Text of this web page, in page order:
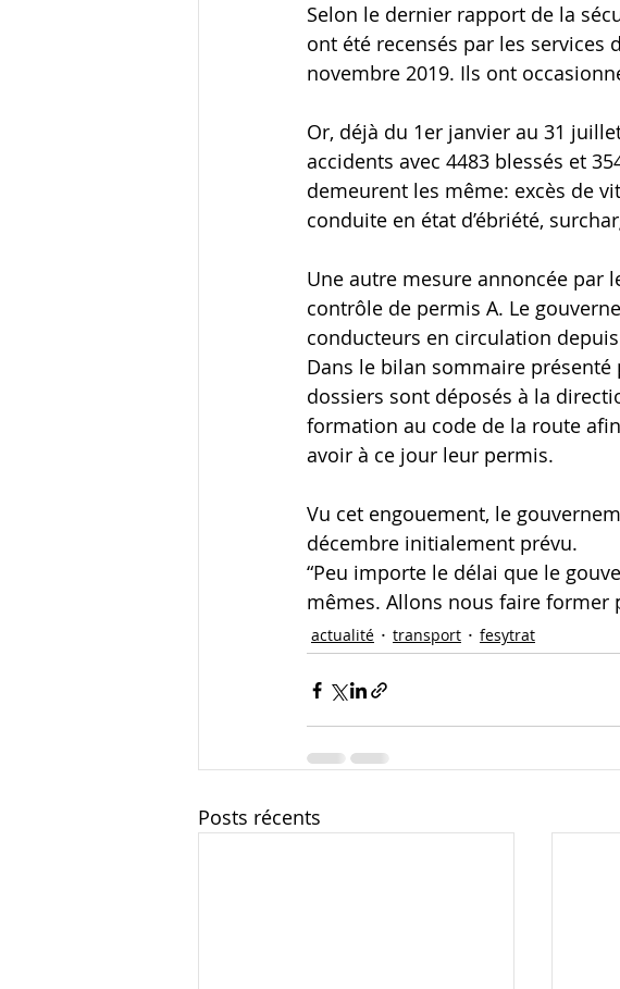
Selon le dernier rapport de la
ont été recensés par les services
novembre 2019. Ils ont
Or, déjà du 1er janvier au 31
accidents avec 4483 blessés et
demeurent les même: excès de
conduite en état d’ébriété,
Une autre mesure annoncée par
contrôle de permis A. Le
conducteurs en circulation
Dans le bilan sommaire
dossiers sont déposés à la
formation au code de la route
avoir à ce jour leur permis.
Vu cet engouement, le
décembre initialement prévu.
“Peu importe le délai que le
mêmes. Allons nous faire former
actualité transport fesytrat
Posts récents